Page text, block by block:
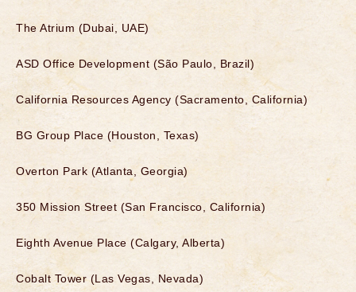
The Atrium (Dubai, UAE)
ASD Office Development (São Paulo, Brazil)
California Resources Agency (Sacramento, California)
BG Group Place (Houston, Texas)
Overton Park (Atlanta, Georgia)
350 Mission Street (San Francisco, California)
Eighth Avenue Place (Calgary, Alberta)
Cobalt Tower (Las Vegas, Nevada)